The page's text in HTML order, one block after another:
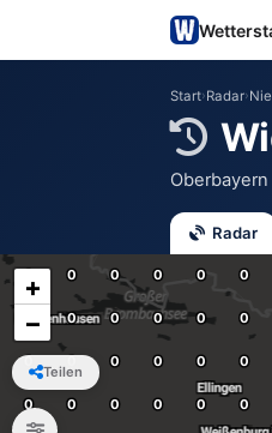
Start›Radar›
Radar
Teilen
+
−